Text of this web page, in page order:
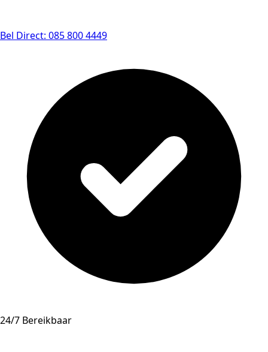
Bel Direct: 085 800 4449
24/7 Bereikbaar